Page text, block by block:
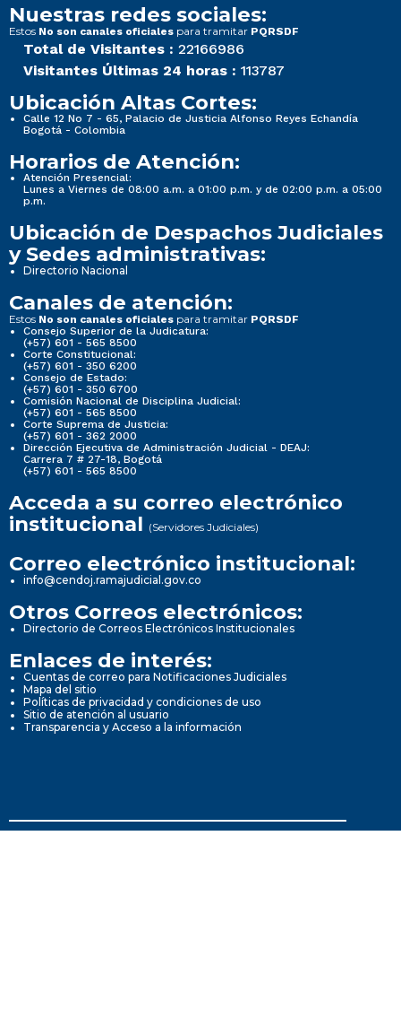
Nuestras redes sociales:
Estos No son canales oficiales para tramitar PQRSDF
Total de Visitantes : 22166986
Visitantes Últimas 24 horas : 113787
Ubicación Altas Cortes:
Calle 12 No 7 - 65, Palacio de Justicia Alfonso Reyes Echandía
Bogotá - Colombia
Horarios de Atención:
Atención Presencial:
Lunes a Viernes de 08:00 a.m. a 01:00 p.m. y de 02:00 p.m. a 05:00
p.m.
Ubicación de Despachos Judiciales
y Sedes administrativas:
Directorio Nacional
Canales de atención:
Estos No son canales oficiales para tramitar PQRSDF
Consejo Superior de la Judicatura:
(+57) 601 - 565 8500
Corte Constitucional:
(+57) 601 - 350 6200
Consejo de Estado:
(+57) 601 - 350 6700
Comisión Nacional de Disciplina Judicial:
(+57) 601 - 565 8500
Corte Suprema de Justicia:
(+57) 601 - 362 2000
Dirección Ejecutiva de Administración Judicial - DEAJ:
Carrera 7 # 27-18, Bogotá
(+57) 601 - 565 8500
Acceda a su correo electrónico
institucional (Servidores Judiciales)
Correo electrónico institucional:
info@cendoj.ramajudicial.gov.co
Otros Correos electrónicos:
Directorio de Correos Electrónicos Institucionales
Enlaces de interés:
Cuentas de correo para Notificaciones Judiciales
Mapa del sitio
Políticas de privacidad y condiciones de uso
Sitio de atención al usuario
Transparencia y Acceso a la información